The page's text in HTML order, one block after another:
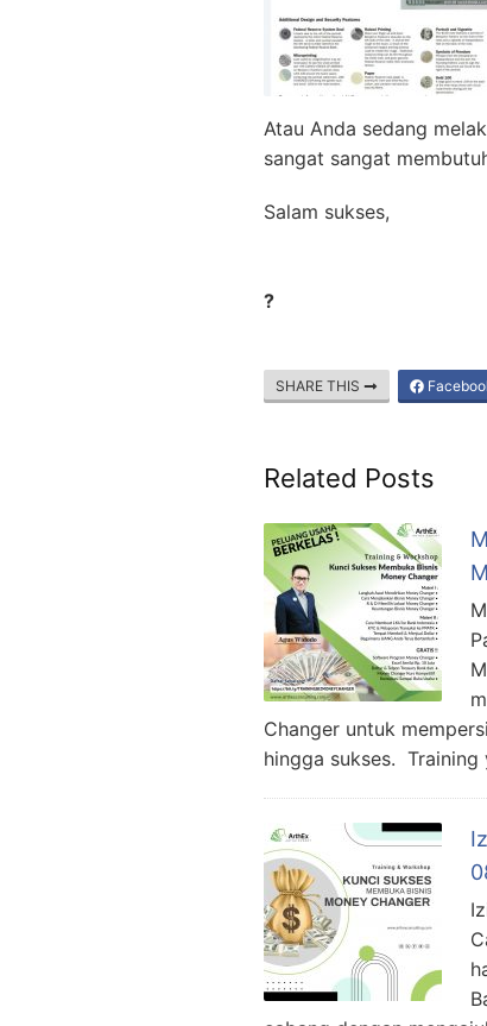
Atau Anda sedang
sangat sangat
Salam sukses,
?
SHARE THIS
Related Posts
Changer untuk
hingga sukses. Training